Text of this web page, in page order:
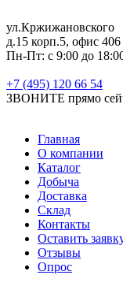
ул.Кржижановского
д.15 корп.5, офис 406
Пн-Пт: с 9:00 до
+7 (495) 120 66 54
ЗВОНИТЕ прямо
Главная
О компании
Каталог
Добыча
Доставка
Склад
Контакты
Оставить
Отзывы
Опрос